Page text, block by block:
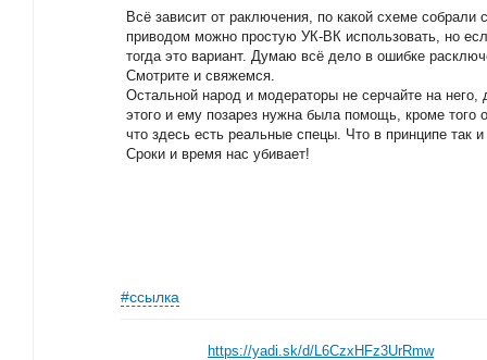
Всё зависит от раключения, по какой схеме
приводом можно простую УК-ВК использовать, но
тогда это вариант. Думаю всё дело в ошибке
Смотрите и свяжемся.
Остальной народ и модераторы не серчайте на
этого и ему позарез нужна была помощь, кроме того
что здесь есть реальные спецы. Что в принципе так
Сроки и время нас убивает!
#ссылка
https://yadi.sk/d/L6CzxHFz3UrRmw